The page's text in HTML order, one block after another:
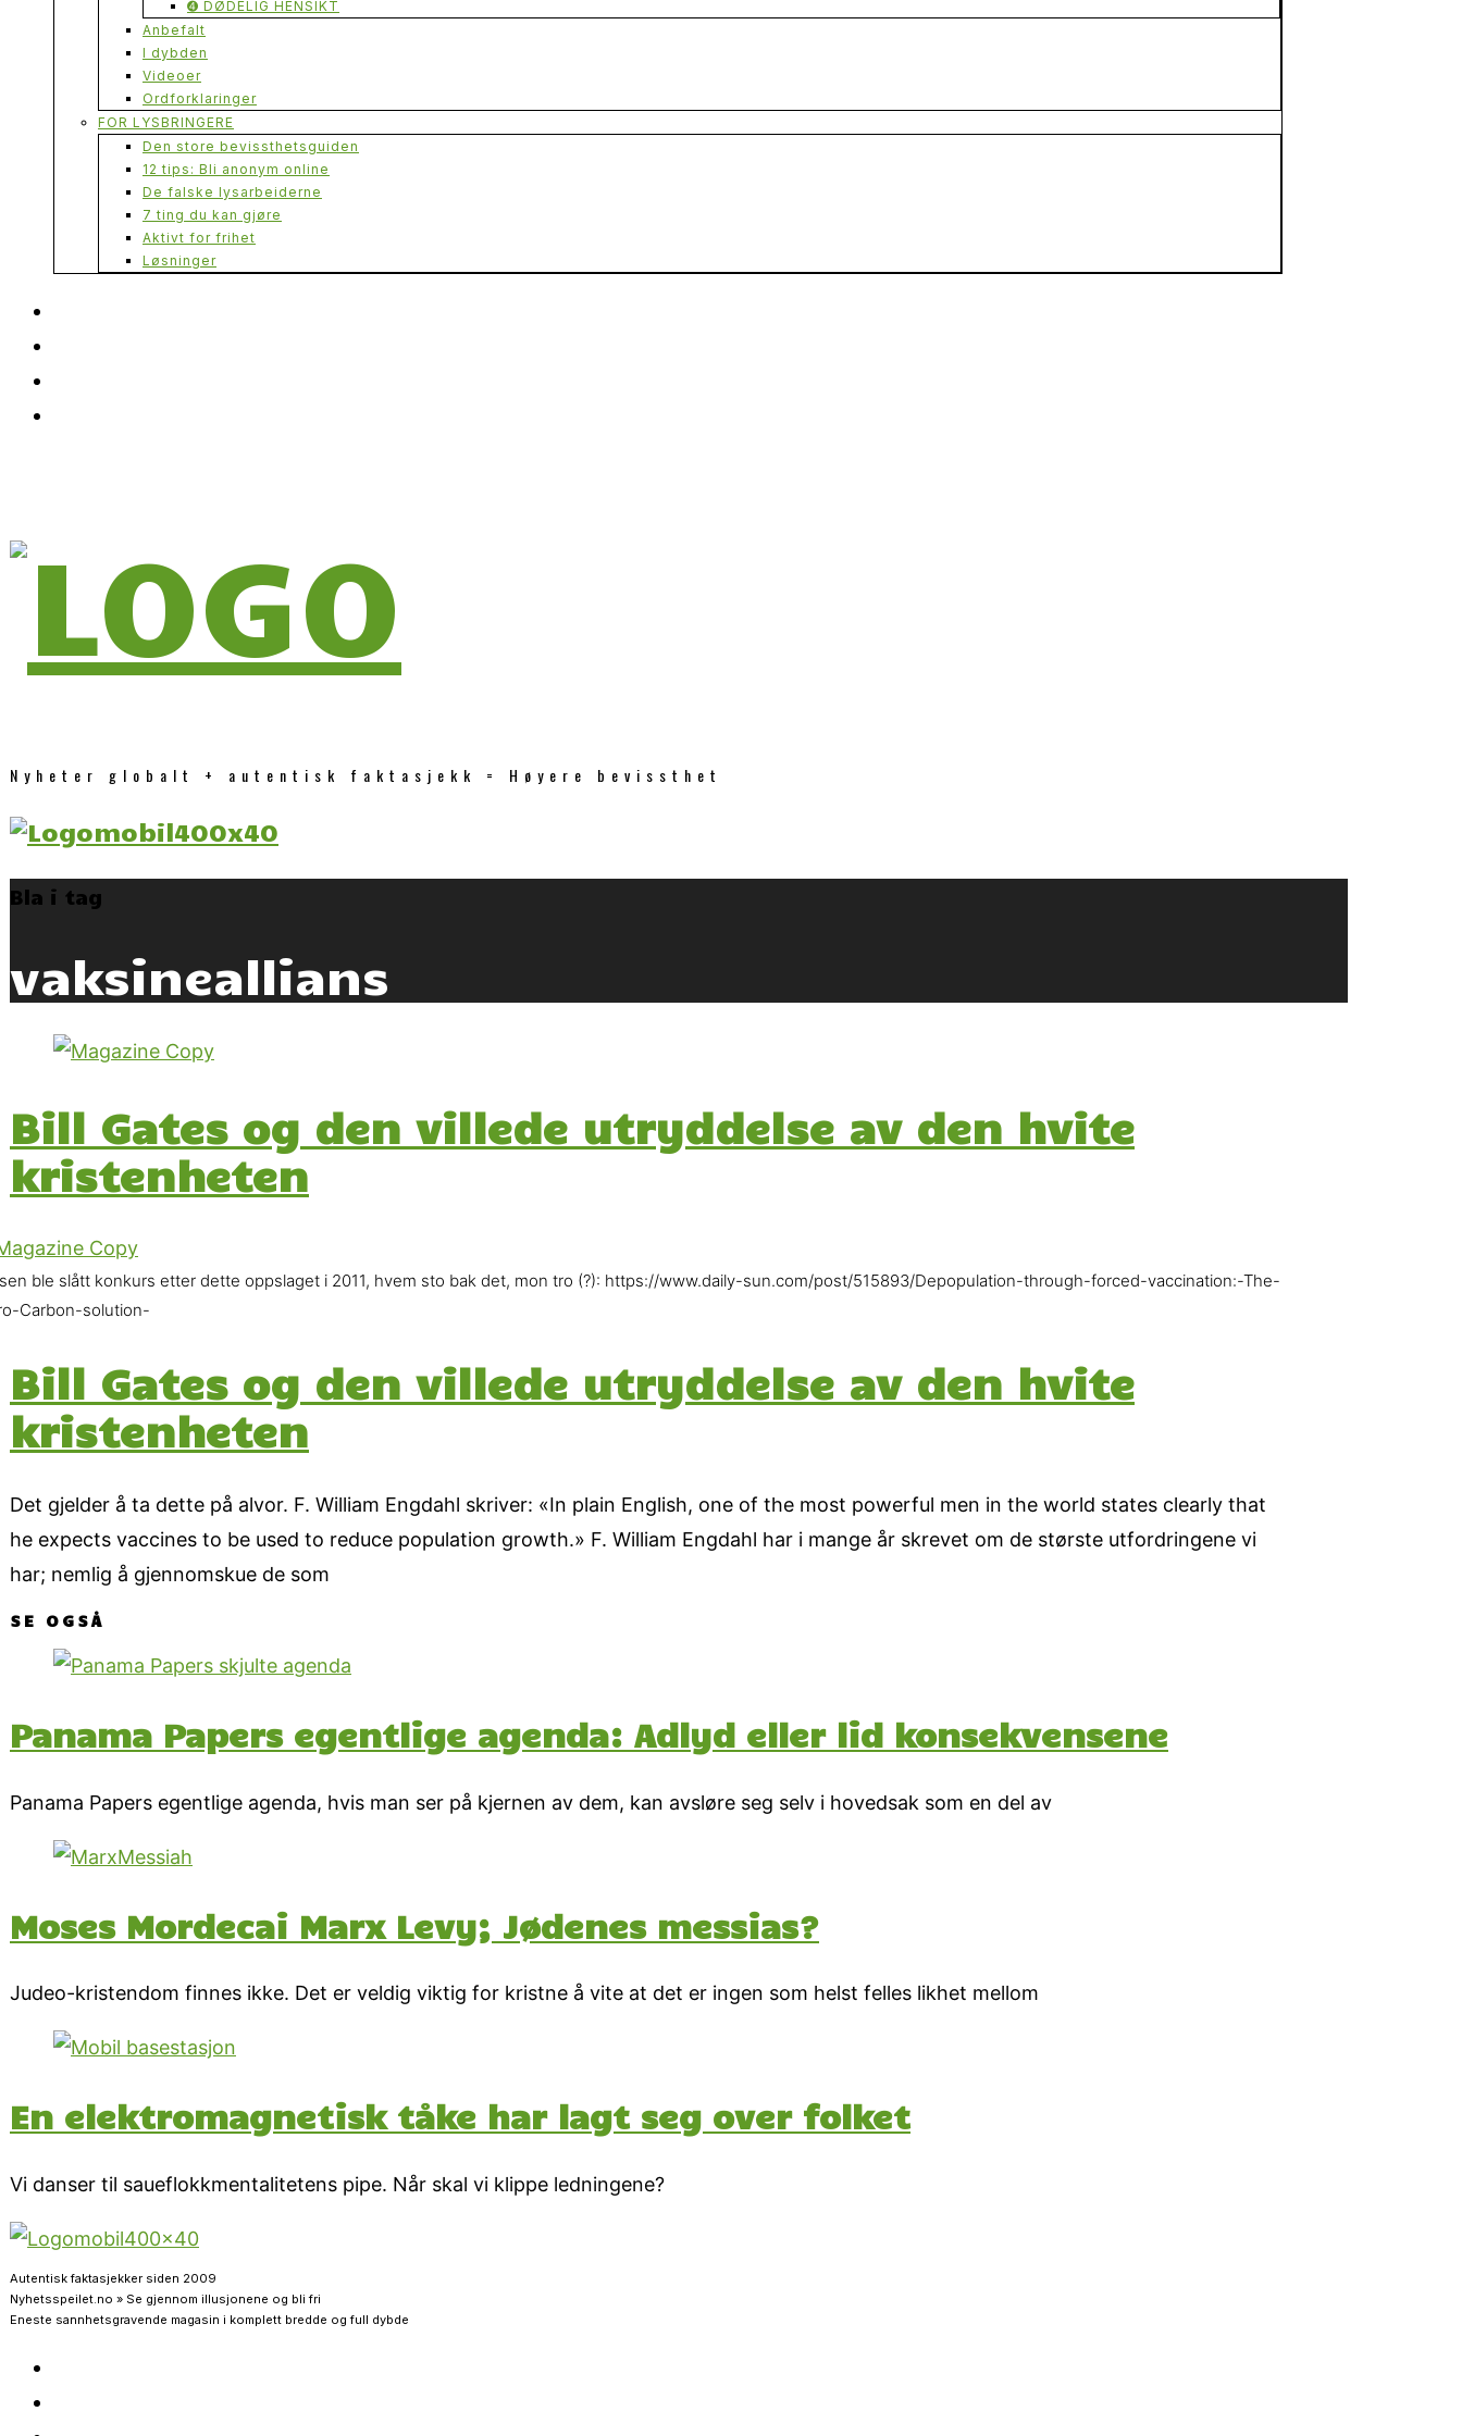
➍ DØDELIG HENSIKT
Anbefalt
I dybden
Videoer
Ordforklaringer
FOR LYSBRINGERE
Den store bevissthetsguiden
12 tips: Bli anonym online
De falske lysarbeiderne
7 ting du kan gjøre
Aktivt for frihet
Løsninger
Nyheter globalt + autentisk faktasjekk = Høyere bevissthet
Bla i tag
vaksineallians
Bill Gates og den villede utryddelse av den hvite
kristenheten
ble slått konkurs etter dette oppslaget i 2011, hvem sto bak det, mon tro (?): https://www.daily-sun.com/post/515893/Depopulation-through-forced-vaccination:-The-
Carbon-solution-
Bill Gates og den villede utryddelse av den hvite
kristenheten
Det gjelder å ta dette på alvor. F. William Engdahl skriver: «In plain English, one of the most powerful men in the world states clearly that
he expects vaccines to be used to reduce population growth.» F. William Engdahl har i mange år skrevet om de største utfordringene vi
har; nemlig å gjennomskue de som
SE OGSÅ
Panama Papers egentlige agenda: Adlyd eller lid konsekvensene
Panama Papers egentlige agenda, hvis man ser på kjernen av dem, kan avsløre seg selv i hovedsak som en del av
Moses Mordecai Marx Levy; Jødenes messias?
Judeo-kristendom finnes ikke. Det er veldig viktig for kristne å vite at det er ingen som helst felles likhet mellom
En elektromagnetisk tåke har lagt seg over folket
Vi danser til saueflokkmentalitetens pipe. Når skal vi klippe ledningene?
Autentisk faktasjekker siden 2009
Nyhetsspeilet.no » Se gjennom illusjonene og bli fri
Eneste sannhetsgravende magasin i komplett bredde og full dybde